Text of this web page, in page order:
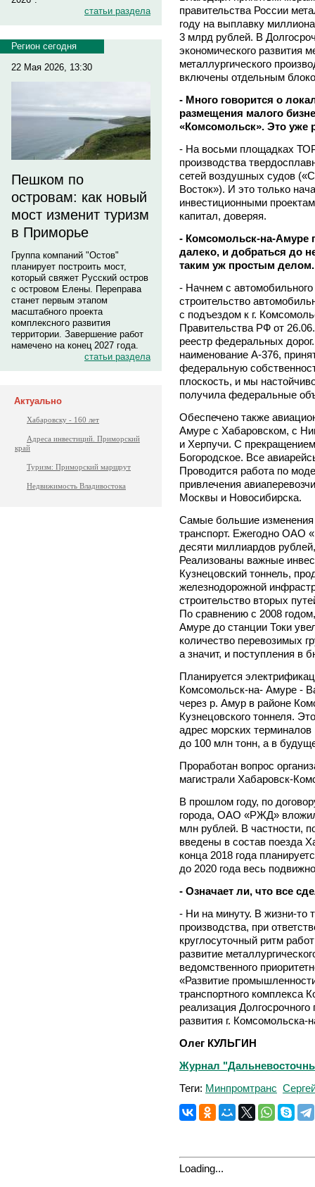
статьи раздела
Регион сегодня
22 Мая 2026, 13:30
Пешком по
островам: как новый
мост изменит туризм
в Приморье
Группа компаний "Остов"
планирует построить мост,
который свяжет Русский остров
с островом Елены. Переправа
станет первым этапом
масштабного проекта
комплексного развития
территории. Завершение работ
намечено на конец 2027 года.
статьи раздела
Актуально
Хабаровску - 160 лет
Адреса инвестиций. Приморский
край
Туризм: Приморский маршрут
Недвижимость Владивостока
правительства России
году на выплавку
3 млрд рублей. В
экономического развития
металлургического
включены отдельным
- Много говорится о
размещения малого
«Комсомольск». Это уже
- На восьми площадках
производства
сетей воздушных судов
Восток»). И это только
инвестиционными
капитал, доверяя.
- Комсомольск-на-Амуре
далеко, и добраться до
таким уж простым
- Начнем с
строительство
с подъездом к г.
Правительства РФ от
реестр федеральных
наименование А-376,
федеральную
плоскость, и мы
получила федеральные
Обеспечено также
Амуре с Хабаровском, с
и Херпучи. С
Богородское. Все
Проводится работа по
привлечения
Москвы и Новосибирска.
Самые большие изменения
транспорт. Ежегодно ОАО
десяти миллиардов
Реализованы важные
Кузнецовский тоннель,
железнодорожной
строительство вторых
По сравнению с 2008
Амуре до станции Токи
количество перевозимых
а значит, и поступления в
Планируется
Комсомольск-на- Амуре -
через р. Амур в районе
Кузнецовского тоннеля.
адрес морских терминалов
до 100 млн тонн, а в
Проработан вопрос
магистрали Хабаровск-
В прошлом году, по
города, ОАО «РЖД»
млн рублей. В частности,
введены в состав поезда
конца 2018 года
до 2020 года весь
- Означает ли, что все
- Ни на минуту. В жизни-то
производства, при
круглосуточный ритм
развитие
ведомственного
«Развитие
транспортного комплекса
реализация
развития г.
Олег КУЛЬГИН
Журнал
Теги: Минпромтранс
Loading...